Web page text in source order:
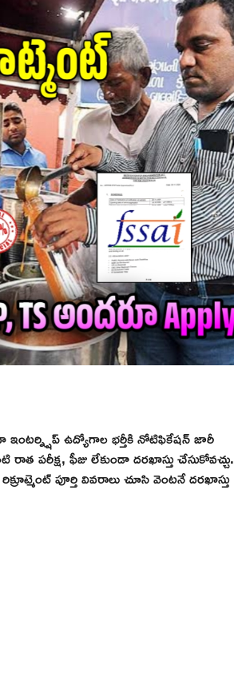
ఇంటర్న్షిప్ ఉద్యోగాల భర్తీకి నోటిఫికేషన్ జారీ
రాత పరీక్ష, ఫీజు లేకుండా దరఖాస్తు చేసుకోవచ్చు.
పూర్తి వివరాలు చూసి వెంటనే దరఖాస్తు